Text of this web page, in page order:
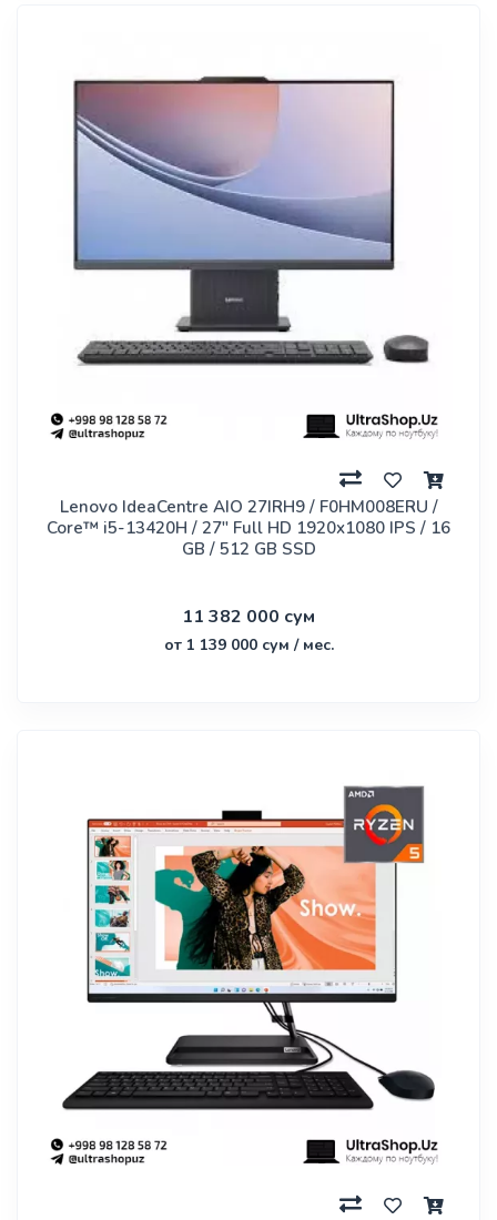
Lenovo IdeaCentre AIO 27IRH9 / F0HM008ERU /
Core™ i5-13420H / 27" Full HD 1920x1080 IPS / 16
GB / 512 GB SSD
11 382 000 сум
от 1 139 000 сум / мес.